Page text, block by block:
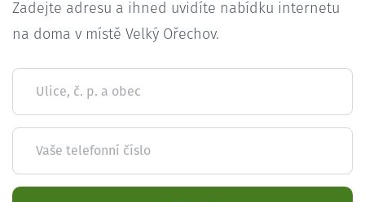
Zadejte adresu a ihned uvidíte nabídku internetu
na doma v místě Velký Ořechov.
Ulice, č. p. a obec
Vaše telefonní číslo